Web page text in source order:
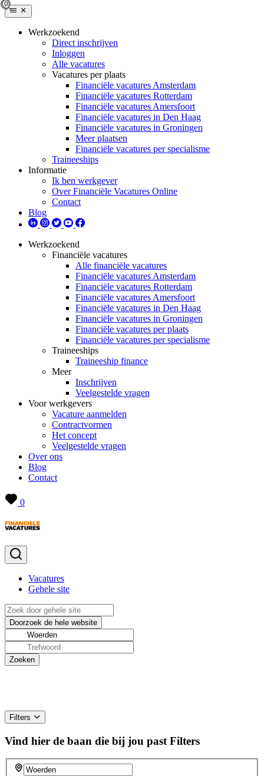
Werkzoekend
Direct inschrijven
Inloggen
Alle vacatures
Vacatures per plaats
Financiële vacatures Amsterdam
Financiële vacatures Rotterdam
Financiële vacatures Amersfoort
Financiële vacatures in Den Haag
Financiële vacatures in Groningen
Meer plaatsen
Financiële vacatures per specialisme
Traineeships
Informatie
Ik ben werkgever
Over Financiële Vacatures Online
Contact
Blog
Werkzoekend
Financiële vacatures
Alle financiële vacatures
Financiële vacatures Amsterdam
Financiële vacatures Rotterdam
Financiële vacatures Amersfoort
Financiële vacatures in Den Haag
Financiële vacatures in Groningen
Financiële vacatures per plaats
Financiële vacatures per specialisme
Traineeships
Traineeship finance
Meer
Inschrijven
Veelgestelde vragen
Voor werkgevers
Vacature aanmelden
Contractvormen
Het concept
Veelgestelde vragen
Over ons
Blog
Contact
0
Vacatures
Gehele site
Filters
Vind hier de baan die bij jou past Filters